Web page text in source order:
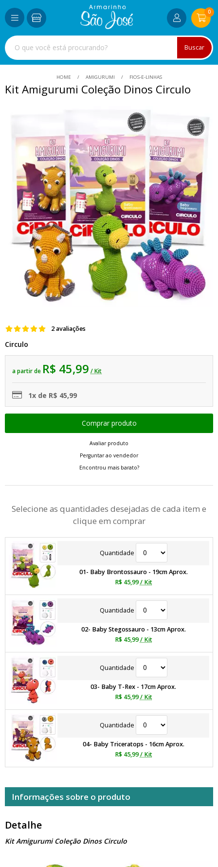
Buscar
0
HOME AMIGURUMI FIOS-E-LINHAS
Kit Amigurumi Coleção Dinos Circulo
2 avaliações
Circulo
a partir de R$ 45,99 / Kit
1x de R$ 45,99
Avaliar produto
Perguntar ao vendedor
Encontrou mais barato?
Selecione as quantidades desejadas de cada item e
clique em comprar
Quantidade
01- Baby Brontossauro - 19cm Aprox.
R$ 45,99 / Kit
Quantidade
02- Baby Stegossauro - 13cm Aprox.
R$ 45,99 / Kit
Quantidade
03- Baby T-Rex - 17cm Aprox.
R$ 45,99 / Kit
Quantidade
04- Baby Triceratops - 16cm Aprox.
R$ 45,99 / Kit
Informações sobre o produto
Detalhe
Kit Amigurumi Coleção Dinos Circulo